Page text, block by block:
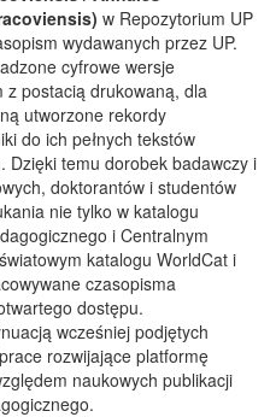
w Repozytorium UP
wydawanych przez UP.
cyfrowe wersje
z postacią drukowaną, dla
utworzone rekordy
do ich pełnych tekstów
Dzięki temu dorobek badawczy i
doktorantów i studentów
nie tylko w katalogu
i Centralnym
katalogu WorldCat i
czasopisma
dostępu.
wcześniej podjętych
rozwijające platformę
naukowych publikacji